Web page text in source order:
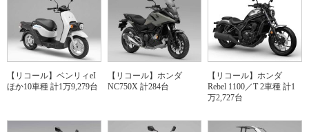
【リコール】ベンリィeI
ほか10車種 計1万9,279台
【リコール】ホンダ
NC750X 計284台
【リコール】ホンダ
Rebel 1100／T 2車種 計1
万2,727台